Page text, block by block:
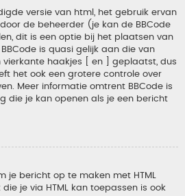
versie van html, het gebruik ervan
de beheerder (je kan de BBCode
dit is een optie bij het plaatsen van
is quasi gelijk aan die van
vierkante haakjes [ en ] geplaatst, dus
het ook een grotere controle over
Meer informatie omtrent BBCode is
die je kan openen als je een bericht
je bericht op te maken met HTML
je via HTML kan toepassen is ook